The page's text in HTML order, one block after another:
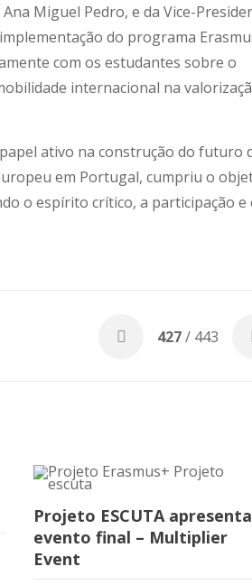
Miguel Pedro, e da Vice-
do programa
com os estudantes sobre o
internacional na
ativo na construção do futuro
em Portugal, cumpriu o
o espírito crítico, a participação e
427/ 443
Projeto ESCUTA apresenta
evento final – Multiplier
Event